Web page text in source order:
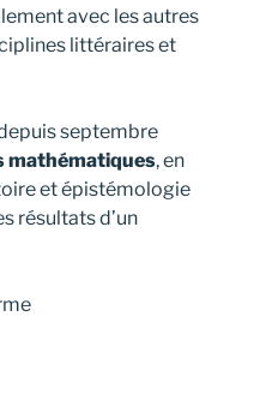
avec les autres
littéraires et
septembre
mathématiques, en
et épistémologie
résultats d’un